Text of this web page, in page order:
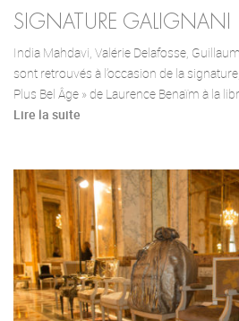
SIGNATURE GALIGNANI
India Mahdavi, Valérie Delafosse,
sont retrouvés à l’occasion de la
Plus Bel Âge » de Laurence Benaïm à la
Lire la suite